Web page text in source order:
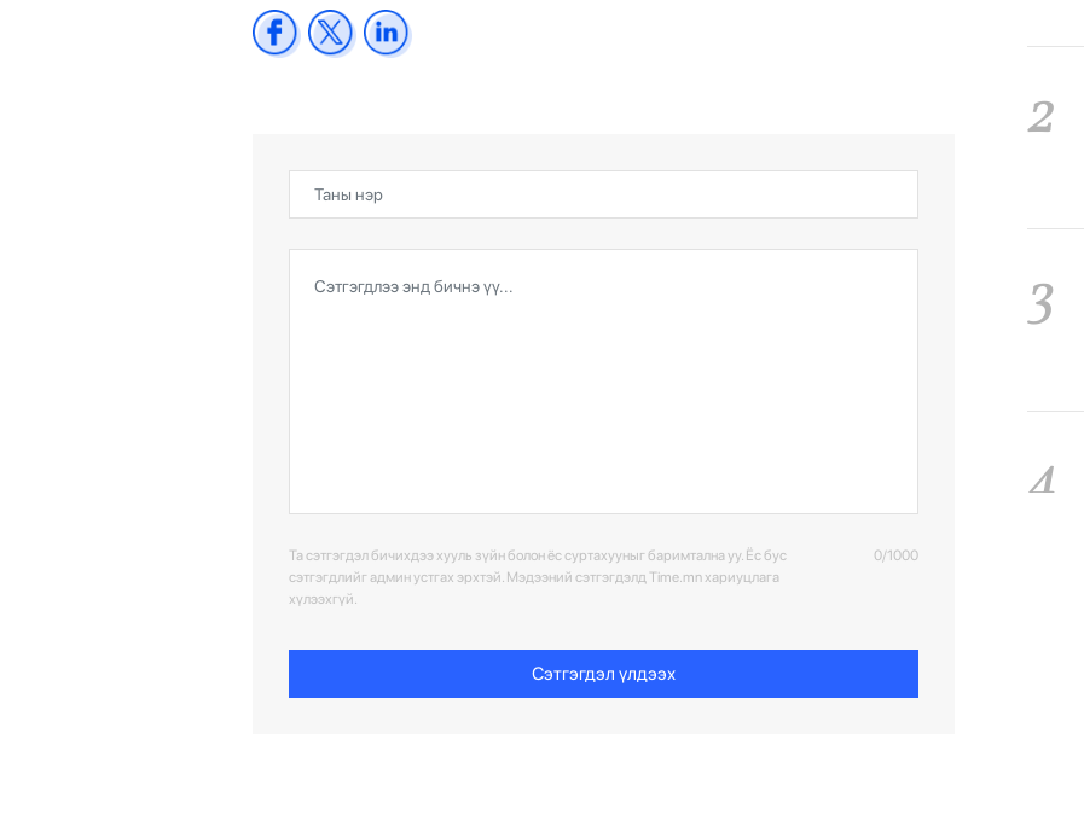
Та сэтгэгдэл бичихдээ хууль зүйн болон ёс суртахууныг баримтална уу. Ёс бус
сэтгэгдлийг админ устгах эрхтэй. Мэдээний сэтгэгдэлд Time.mn хариуцлага
хүлээхгүй.
0/1000
Сэтгэгдэл үлдээх
2
3
4